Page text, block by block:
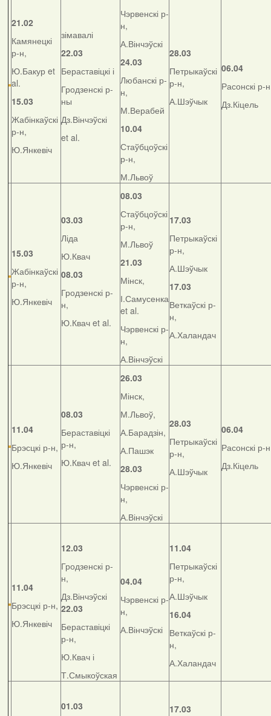
21.02
Камянецкі
р-н,
Ю.Бакур et
al.
15.03
Жабінкаўскі
р-н,
Ю.Янкевіч
зімавалі
22.03
Бераставіцкі і
Гродзенскі р-
ны
Дз.Вінчэўскі
et al.
Чэрвенскі р-
н,
А.Вінчэўскі
24.03
Любанскі р-
н,
М.Верабей
10.04
Стаўбцоўскі
р-н,
М.Львоў
28.03
Петрыкаўскі
р-н,
А.Шэўчык
06.04
Расонскі р-
Дз.Кіцель
15.03
Жабінкаўскі
р-н,
Ю.Янкевіч
03.03
Ліда
Ю.Квач
08.03
Гродзенскі р-
н,
Ю.Квач et al.
08.03
Стаўбцоўскі
р-н,
М.Львоў
21.03
Мінск,
І.Самусенка
et al.
Чэрвенскі р-
н,
А.Вінчэўскі
17.03
Петрыкаўскі
р-н,
А.Шэўчык
17.03
Веткаўскі р-
н,
А.Халандач
11.04
Брэсцкі р-н,
Ю.Янкевіч
08.03
Бераставіцкі
р-н,
Ю.Квач et al.
26.03
Мінск,
М.Львоў,
А.Барадзін,
А.Пашэк
28.03
Чэрвенскі р-
н,
А.Вінчэўскі
28.03
Петрыкаўскі
р-н,
А.Шэўчык
06.04
Расонскі р-
Дз.Кіцель
11.04
Брэсцкі р-н,
Ю.Янкевіч
12.03
Гродзенскі р-
н,
Дз.Вінчэўскі
22.03
Бераставіцкі
р-н,
Ю.Квач і
Т.Смыкоўская
04.04
Чэрвенскі р-
н,
А.Вінчэўскі
11.04
Петрыкаўскі
р-н,
А.Шэўчык
16.04
Веткаўскі р-
н,
А.Халандач
01.03
17.03